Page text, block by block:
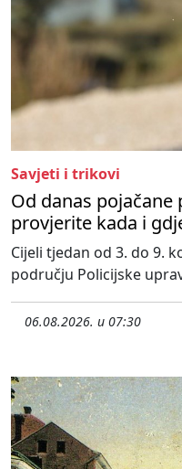
Savjeti i trikovi
Od danas
provjerite kada i
Cijeli tjedan od 3. do 9.
području Policijske
06.08.2026. u 07:30